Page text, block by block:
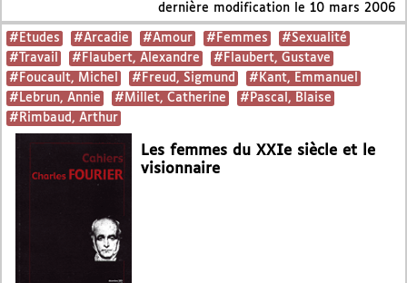
dernière modification le 10 mars 2006
#Etudes #Arcadie #Amour #Femmes
#Sexualité
#Travail
#Flaubert, Alexandre
#Flaubert, Gustave
#Foucault, Michel
#Freud, Sigmund
#Kant, Emmanuel
#Lebrun, Annie
#Millet, Catherine
#Pascal, Blaise
#Rimbaud, Arthur
Les femmes du XXIe siècle et le
visionnaire